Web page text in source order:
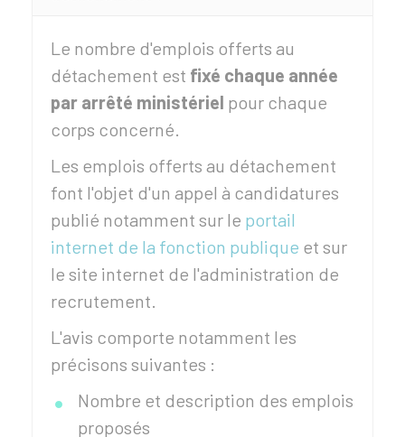
Le nombre d'emplois offerts au
détachement est fixé chaque année
par arrêté ministériel pour chaque
corps concerné.
Les emplois offerts au détachement
font l'objet d'un appel à candidatures
publié notamment sur le portail
internet de la fonction publique et sur
le site internet de l'administration de
recrutement.
L'avis comporte notamment les
précisons suivantes :
Nombre et description des emplois
proposés